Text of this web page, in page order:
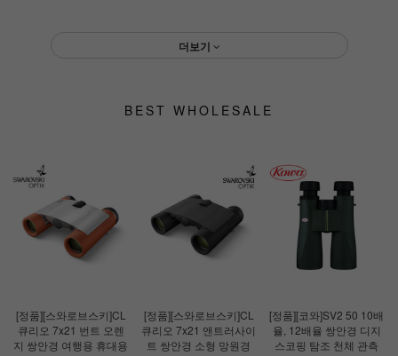
더보기
BEST WHOLESALE
[정품][스와로브스키]CL
큐리오 7x21 번트 오렌
지 쌍안경 여행용 휴대용
[정품][스와로브스키]CL
큐리오 7x21 앤트러사이
트 쌍안경 소형 망원경
[정품][코와]SV2 50 10배
율, 12배율 쌍안경 디지
스코핑 탐조 천체 관측